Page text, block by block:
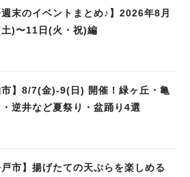
週末のイベントまとめ♪】2026年8月
)〜11日(火・祝)編
市】8/7(金)‐9(日) 開催！緑ヶ丘・亀
逆井など夏祭り・盆踊り4選
戸市】揚げたての天ぷらを楽しめる